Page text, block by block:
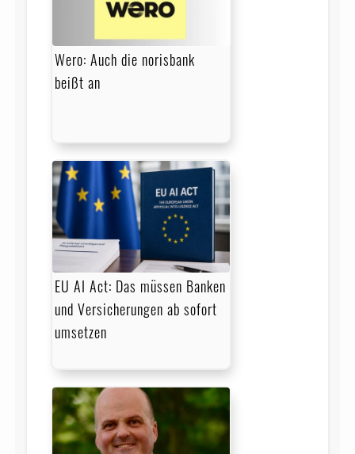
Wero: Auch die norisbank
beißt an
EU AI Act: Das müssen Banken
und Versicherungen ab sofort
umsetzen